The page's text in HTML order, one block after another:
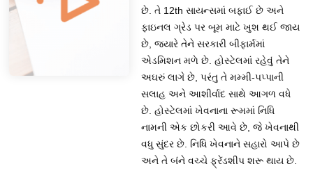
છે. તે 12th સાયન્સમાં બફાઈ છે અને
ફાઇનલ ગ્રેડ પર બૂમ માટે ખુશ થઈ જાય
છે, જ્યારે તેને સરકારી બીફાર્મમાં
એડમિશન મળે છે. હોસ્ટેલમાં રહેવું તેને
અઘરું લાગે છે, પરંતુ તે મમ્મી-પપ્પાની
સલાહ અને આશીર્વાદ સાથે આગળ વધે
છે. હોસ્ટેલમાં ખેવનાના રૂમમાં નિધિ
નામની એક છોકરી આવે છે, જે ખેવનાથી
વધુ સુંદર છે. નિધિ ખેવનાને સહારો આપે છે
અને તે બંને વચ્ચે ફ્રેંડશીપ શરૂ થાય છે.